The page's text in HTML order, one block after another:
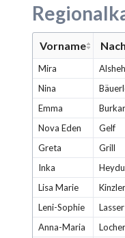
Vorname
Mira
Nina
Emma
Nova Eden
Gelf
Greta
Grill
Inka
Lisa Marie
Kinzler
Leni-Sophie
Lasser
Anna-Maria
Locher